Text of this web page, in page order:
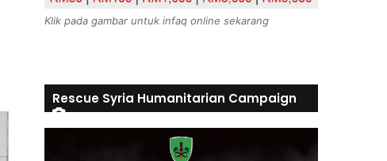
Klik pada gambar untuk infaq online sekarang
Rescue Syria Humanitarian Campaign